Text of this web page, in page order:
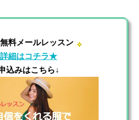
料メールレッスン
細はコチラ★
込みはこちら↓